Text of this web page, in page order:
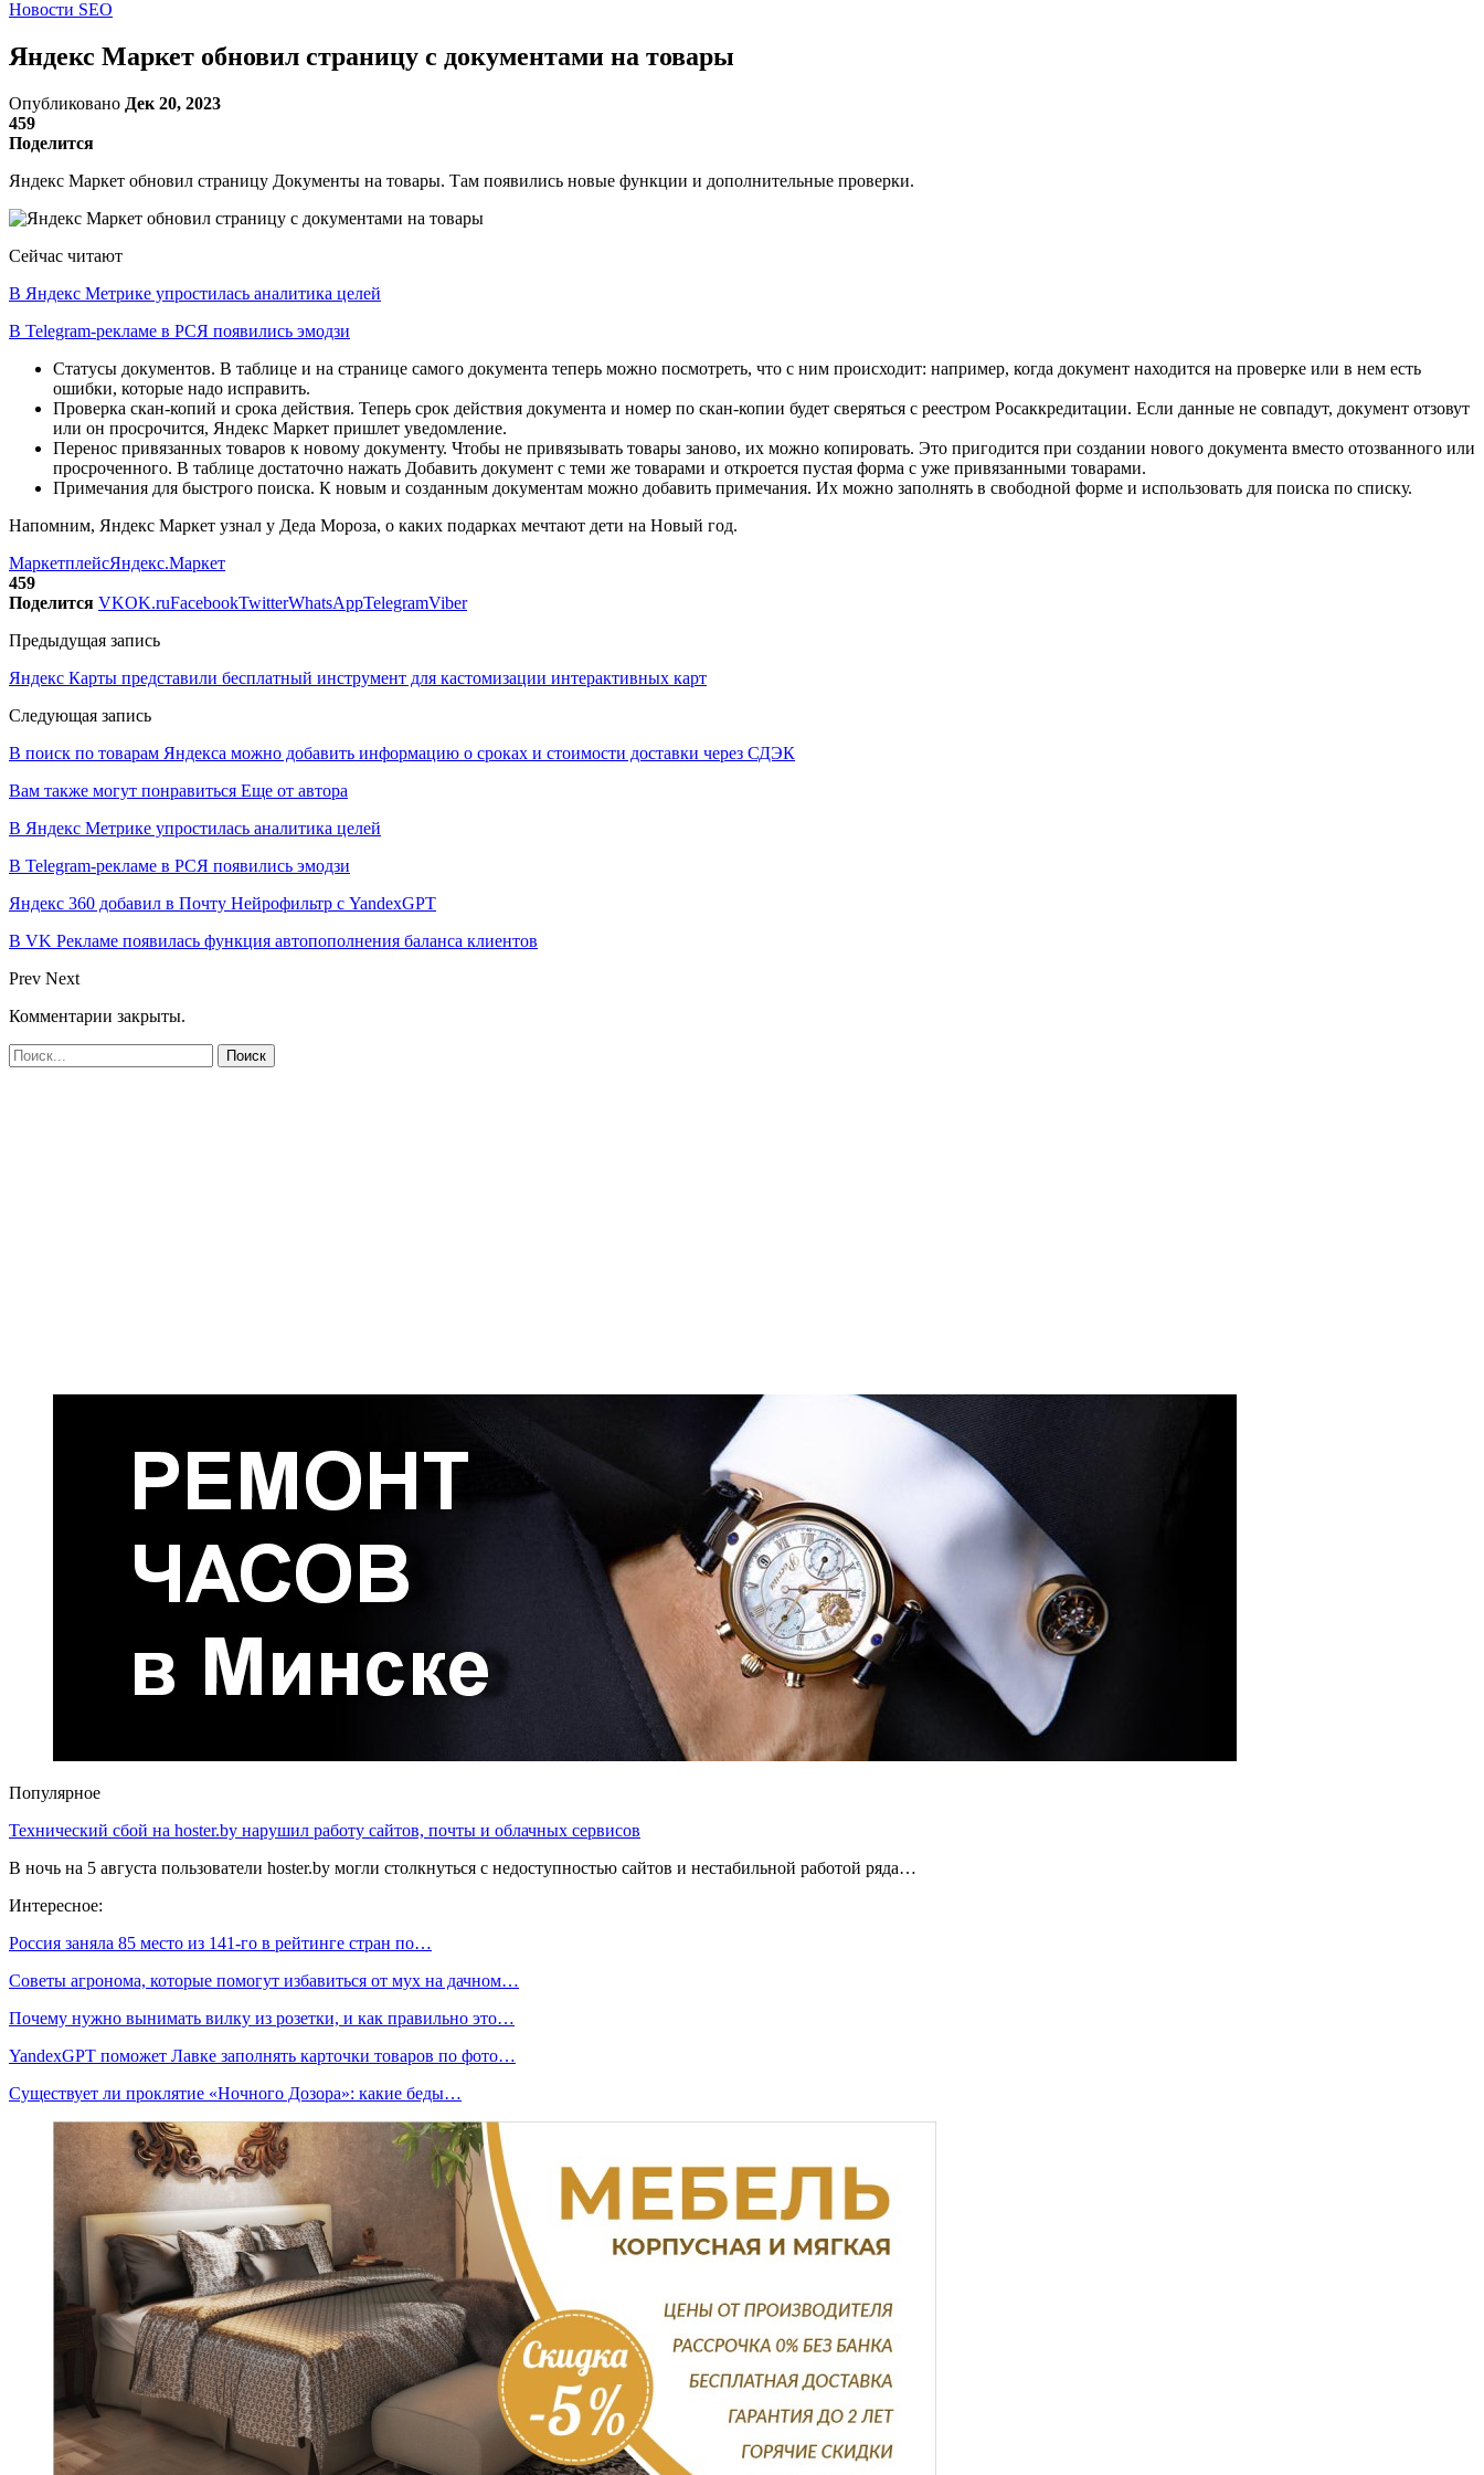
Новости SEO
Яндекс Маркет обновил страницу с документами на товары
Опубликовано Дек 20, 2023
459
Поделится
Яндекс Маркет обновил страницу Документы на товары. Там появились новые функции и дополнительные проверки.
Сейчас читают
В Яндекс Метрике упростилась аналитика целей
В Telegram-рекламе в РСЯ появились эмодзи
Статусы документов. В таблице и на странице самого документа теперь можно посмотреть, что с ним происходит: например, когда документ находится на проверке или в нем есть
ошибки, которые надо исправить.
Проверка скан-копий и срока действия. Теперь срок действия документа и номер по скан-копии будет сверяться с реестром Росаккредитации. Если данные не совпадут, документ отзовут
или он просрочится, Яндекс Маркет пришлет уведомление.
Перенос привязанных товаров к новому документу. Чтобы не привязывать товары заново, их можно копировать. Это пригодится при создании нового документа вместо отозванного или
просроченного. В таблице достаточно нажать Добавить документ с теми же товарами и откроется пустая форма с уже привязанными товарами.
Примечания для быстрого поиска. К новым и созданным документам можно добавить примечания. Их можно заполнять в свободной форме и использовать для поиска по списку.
Напомним, Яндекс Маркет узнал у Деда Мороза, о каких подарках мечтают дети на Новый год.
МаркетплейсЯндекс.Маркет
459
Поделится VKOK.ruFacebookTwitterWhatsAppTelegramViber
Предыдущая запись
Яндекс Карты представили бесплатный инструмент для кастомизации интерактивных карт
Следующая запись
В поиск по товарам Яндекса можно добавить информацию о сроках и стоимости доставки через СДЭК
Вам также могут понравиться Еще от автора
В Яндекс Метрике упростилась аналитика целей
В Telegram-рекламе в РСЯ появились эмодзи
Яндекс 360 добавил в Почту Нейрофильтр с YandexGPT
В VK Рекламе появилась функция автопополнения баланса клиентов
Prev Next
Комментарии закрыты.
Популярное
Технический сбой на hoster.by нарушил работу сайтов, почты и облачных сервисов
В ночь на 5 августа пользователи hoster.by могли столкнуться с недоступностью сайтов и нестабильной работой ряда…
Интересное:
Россия заняла 85 место из 141-го в рейтинге стран по…
Советы агронома, которые помогут избавиться от мух на дачном…
Почему нужно вынимать вилку из розетки, и как правильно это…
YandexGPT поможет Лавке заполнять карточки товаров по фото…
Существует ли проклятие «Ночного Дозора»: какие беды…